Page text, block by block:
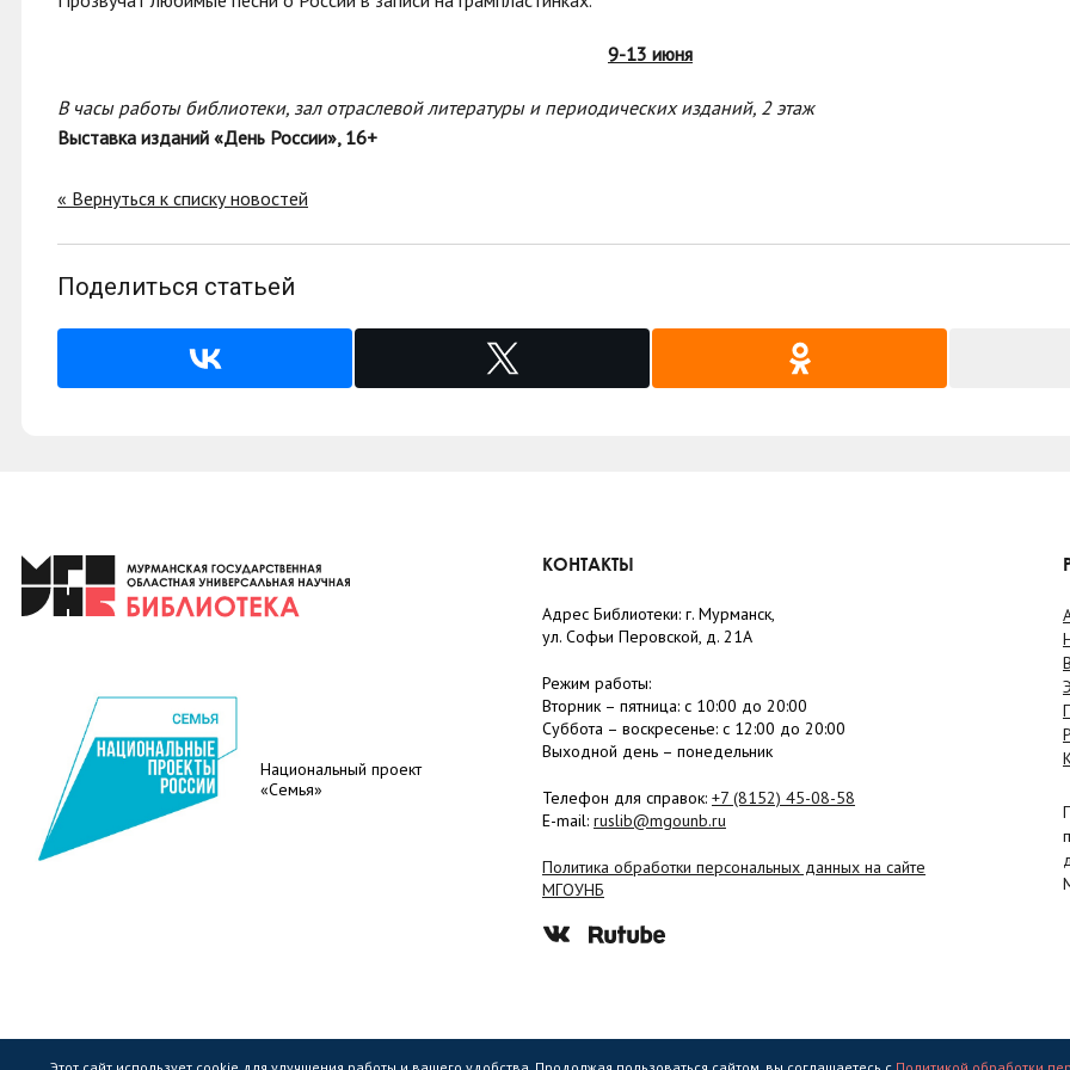
9-13 июня
В часы работы библиотеки, зал отраслевой литературы и периодических изданий, 2 этаж
Выставка изданий «День России», 16+
« Вернуться к списку новостей
Поделиться статьей
Национальный проект
«Семья»
КОНТАКТЫ
Адрес Библиотеки: г. Мурманск,
ул. Софьи Перовской, д. 21А
Режим работы:
Вторник – пятница: с 10:00 до 20:00
Суббота – воскресенье: c 12:00 до 20:00
Выходной день – понедельник
Телефон для справок: +7 (8152) 45-08-58
E-mail: ruslib@mgounb.ru
Политика обработки персональных данных на сайте
МГОУНБ